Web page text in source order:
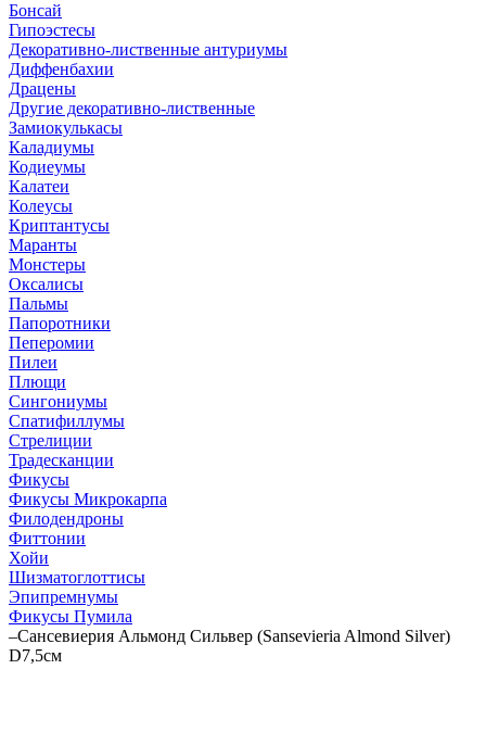
Бонсай
Гипоэстесы
Декоративно-лиственные антуриумы
Диффенбахии
Драцены
Другие декоративно-лиственные
Замиокулькасы
Каладиумы
Кодиеумы
Калатеи
Колеусы
Криптантусы
Маранты
Монстеры
Оксалисы
Пальмы
Папоротники
Пеперомии
Пилеи
Плющи
Сингониумы
Спатифиллумы
Стрелиции
Традесканции
Фикусы
Фикусы Микрокарпа
Филодендроны
Фиттонии
Хойи
Шизматоглоттисы
Эпипремнумы
Фикусы Пумила
–Сансевиерия Альмонд Сильвер (Sansevieria Almond Silver)
D7,5см